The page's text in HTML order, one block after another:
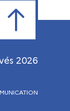
2026